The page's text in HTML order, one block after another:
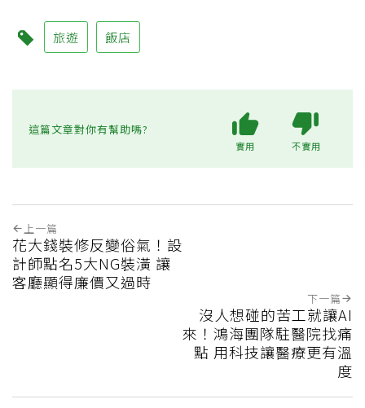
旅遊 飯店
這篇文章對你有幫助嗎?
實用 不實用
上一篇
花大錢裝修反變俗氣！設
計師點名5大NG裝潢 讓
客廳顯得廉價又過時
下一篇
沒人想碰的苦工就讓AI
來！鴻海團隊駐醫院找痛
點 用科技讓醫療更有溫
度